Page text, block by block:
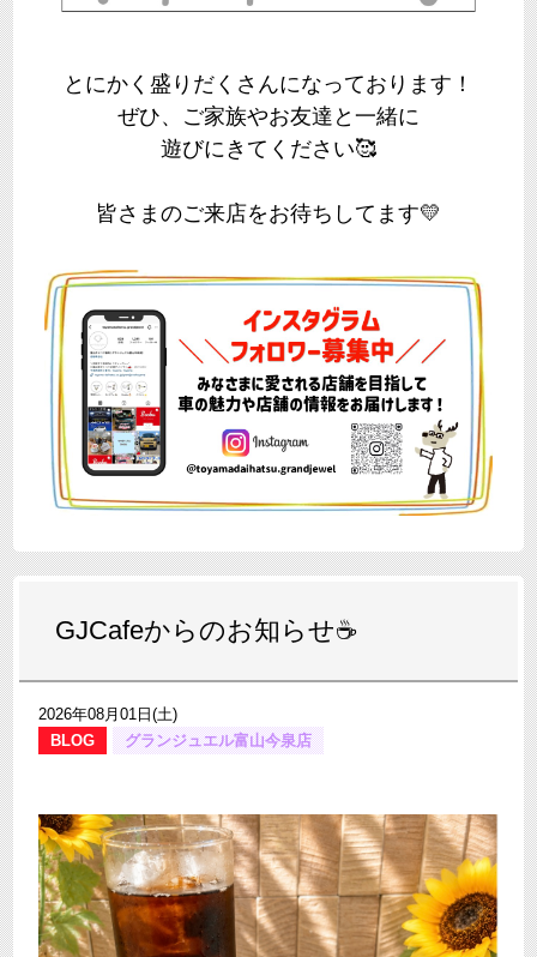
とにかく盛りだくさんになっております！
ぜひ、ご家族やお友達と一緒に
遊びにきてください🥰
皆さまのご来店をお待ちしてます💛
GJCafeからのお知らせ☕
2026年08月01日(土)
BLOG
グランジュエル富山今泉店